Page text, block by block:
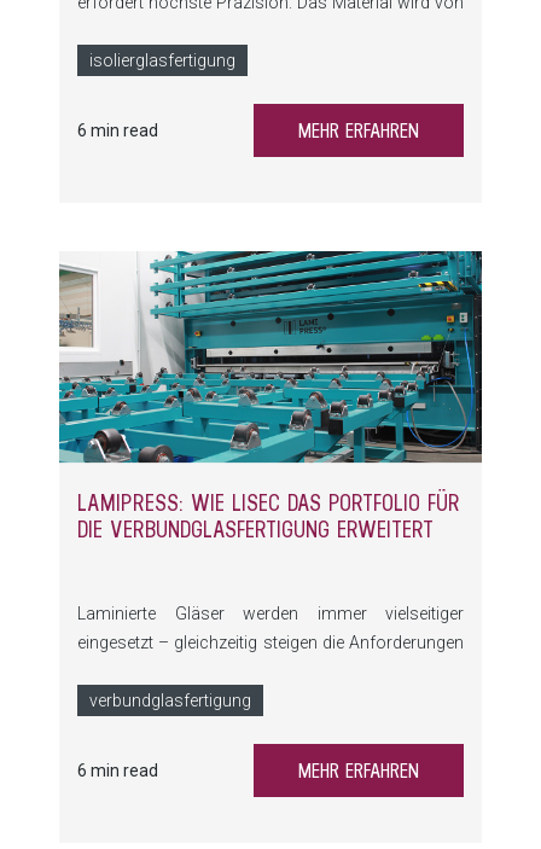
gesamten Prozesses exakt geführt, gestanzt und
isolierglasfertigung
6 min read MEHR ERFAHREN
LAMIPRESS: WIE LISEC DAS PORTFOLIO FÜR
DIE VERBUNDGLASFERTIGUNG ERWEITERT
Laminierte Gläser werden immer vielseitiger
eingesetzt – gleichzeitig steigen die Anforderungen
Wirtschaftlichkeit. Die LamiPress erweitert das
verbundglasfertigung
6 min read MEHR ERFAHREN